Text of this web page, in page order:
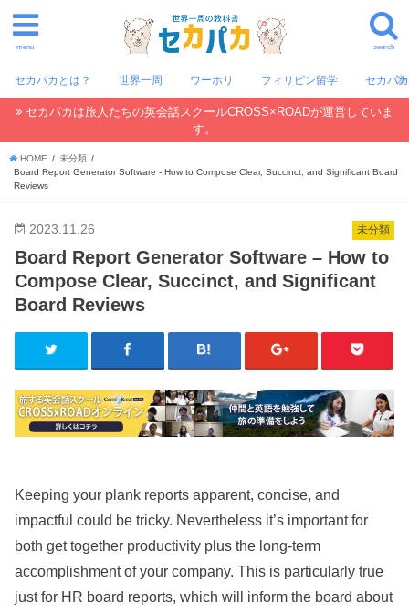
search
menu
セカパカとは？ 世界一周 ワーホリ フィリピン留学 セカパ
セカパカは旅人たちの英会話スクールCROSS×ROADが運営していま
す。
HOME
未分類
Board Report Generator Software - How to Compose Clear, Succinct, and Significant Board
Reviews
未分類
2023.11.26
Board Report Generator Software – How to
Compose Clear, Succinct, and Significant
Board Reviews
Keeping your plank reports apparent, concise, and
impactful could be tricky. Nevertheless it’s important for
both get together productivity plus the long-term
accomplishment of your company. This is particularly true
just for HR board reports, which will inform the board about